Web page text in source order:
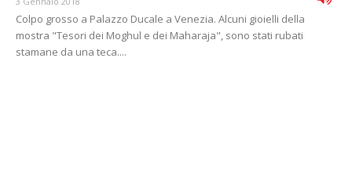
Colpo grosso a Palazzo Ducale a Venezia. Alcuni gioielli della
mostra "Tesori dei Moghul e dei Maharaja", sono stati rubati
stamane da una teca....